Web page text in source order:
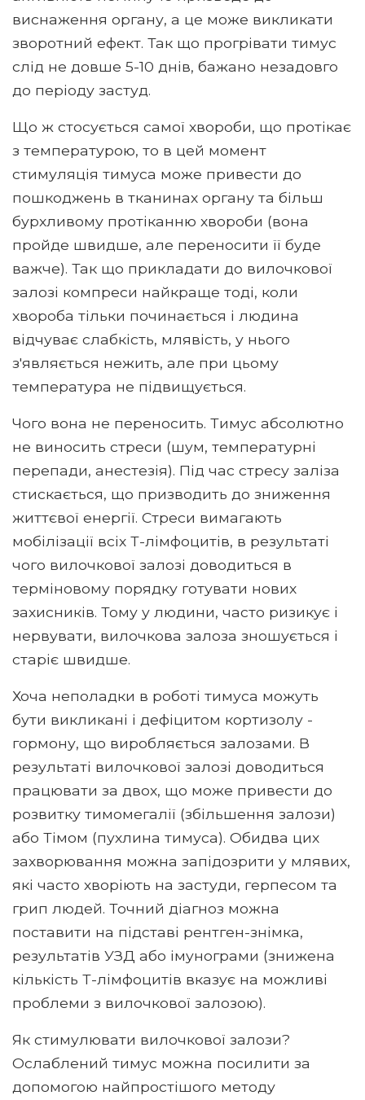
виснаження органу, а це може викликати
зворотний ефект. Так що прогрівати тимус
слід не довше 5-10 днів, бажано незадовго
до періоду застуд.
Що ж стосується самої хвороби, що протікає
з температурою, то в цей момент
стимуляція тимуса може привести до
пошкоджень в тканинах органу та більш
бурхливому протіканню хвороби (вона
пройде швидше, але переносити її буде
важче). Так що прикладати до вилочкової
залозі компреси найкраще тоді, коли
хвороба тільки починається і людина
відчуває слабкість, млявість, у нього
з'являється нежить, але при цьому
температура не підвищується.
Чого вона не переносить. Тимус абсолютно
не виносить стреси (шум, температурні
перепади, анестезія). Під час стресу заліза
стискається, що призводить до зниження
життєвої енергії. Стреси вимагають
мобілізації всіх Т-лімфоцитів, в результаті
чого вилочкової залозі доводиться в
терміновому порядку готувати нових
захисників. Тому у людини, часто ризикує і
нервувати, вилочкова залоза зношується і
старіє швидше.
Хоча неполадки в роботі тимуса можуть
бути викликані і дефіцитом кортизолу -
гормону, що виробляється залозами. В
результаті вилочкової залозі доводиться
працювати за двох, що може привести до
розвитку тимомегалії (збільшення залози)
або Тімом (пухлина тимуса). Обидва цих
захворювання можна запідозрити у млявих,
які часто хворіють на застуди, герпесом та
грип людей. Точний діагноз можна
поставити на підставі рентген-знімка,
результатів УЗД або імунограми (знижена
кількість Т-лімфоцитів вказує на можливі
проблеми з вилочкової залозою).
Як стимулювати вилочкової залози?
Ослаблений тимус можна посилити за
допомогою найпростішого методу